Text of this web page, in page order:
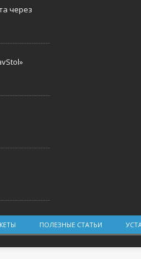
через
ПОЛЕЗНЫЕ СТАТЬИ